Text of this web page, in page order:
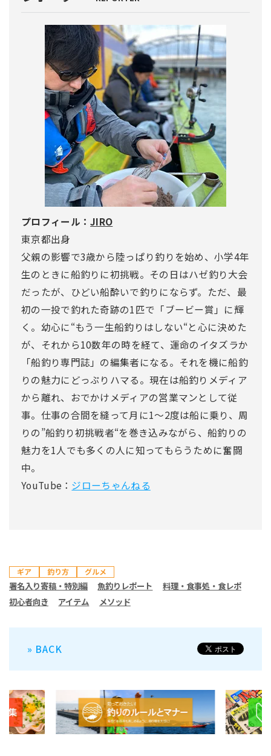
プロフィール：JIRO
東京都出身
父親の影響で3歳から陸っぱり釣りを始め、小学4年
生のときに船釣りに初挑戦。その日はハゼ釣り大会
だったが、ひどい船酔いで釣りにならず。ただ、最
初の一投で釣れた奇跡の1匹で「ブービー賞」に輝
く。幼心に“もう一生船釣りはしない“と心に決めた
が、それから10数年の時を経て、運命のイタズラか
「船釣り専門誌」の編集者になる。それを機に船釣
りの魅力にどっぷりハマる。現在は船釣りメディア
から離れ、おでかけメディアの営業マンとして従
事。仕事の合間を縫って月に1～2度は船に乗り、周
りの”船釣り初挑戦者“を巻き込みながら、船釣りの
魅力を1人でも多くの人に知ってもらうために奮闘
中。
YouTube： ジローちゃんねる
ギア 釣り方 グルメ
署名入り寄稿・特別編 魚釣りレポート
料理・食事処・食レポ
初心者向き
アイテム メソッド
» BACK